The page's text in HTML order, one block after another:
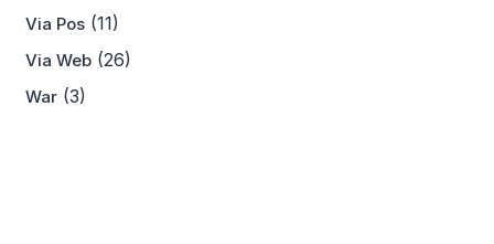
Via Pos (11)
Via Web (26)
War (3)